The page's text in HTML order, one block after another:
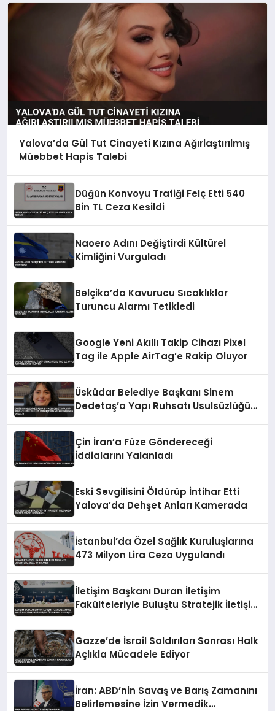
Yalova’da Gül Tut Cinayeti Kızına Ağırlaştırılmış
Müebbet Hapis Talebi
Düğün Konvoyu Trafiği Felç Etti 540
Bin TL Ceza Kesildi
Naoero Adını Değiştirdi Kültürel
Kimliğini Vurguladı
Belçika’da Kavurucu Sıcaklıklar
Turuncu Alarmı Tetikledi
Google Yeni Akıllı Takip Cihazı Pixel
Tag ile Apple AirTag’e Rakip Oluyor
Üsküdar Belediye Başkanı Sinem
Dedetaş’a Yapı Ruhsatı Usulsüzlüğü
Çin İran’a Füze Göndereceği
İddialarını Yalanladı
Eski Sevgilisini Öldürüp İntihar Etti
Yalova’da Dehşet Anları Kamerada
İstanbul’da Özel Sağlık Kuruluşlarına
473 Milyon Lira Ceza Uygulandı
İletişim Başkanı Duran İletişim
Fakülteleriyle Buluştu Stratejik İletişim
Gazze’de İsrail Saldırıları Sonrası Halk
Açlıkla Mücadele Ediyor
İran: ABD’nin Savaş ve Barış Zamanını
Belirlemesine İzin Vermedik